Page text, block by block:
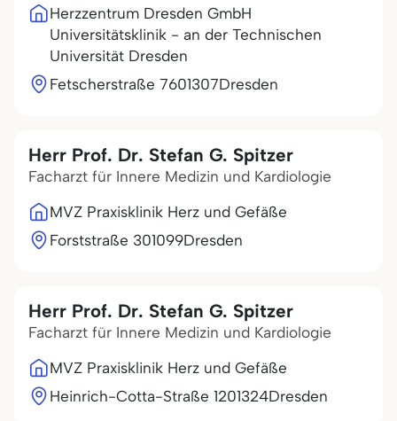
Herzzentrum Dresden GmbH
Universitätsklinik - an der Technischen
Universität Dresden
Fetscherstraße 7601307Dresden
Herr Prof. Dr. Stefan G. Spitzer
Facharzt für Innere Medizin und Kardiologie
MVZ Praxisklinik Herz und Gefäße
Forststraße 301099Dresden
Herr Prof. Dr. Stefan G. Spitzer
Facharzt für Innere Medizin und Kardiologie
MVZ Praxisklinik Herz und Gefäße
Heinrich-Cotta-Straße 1201324Dresden